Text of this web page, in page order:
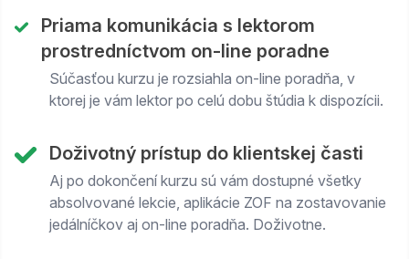
Priama komunikácia s lektorom
prostredníctvom on-line poradne
Súčasťou kurzu je rozsiahla on-line poradňa, v
ktorej je vám lektor po celú dobu štúdia k dispozícii.
Doživotný prístup do klientskej časti
Aj po dokončení kurzu sú vám dostupné všetky
absolvované lekcie, aplikácie ZOF na zostavovanie
jedálníčkov aj on-line poradňa. Doživotne.